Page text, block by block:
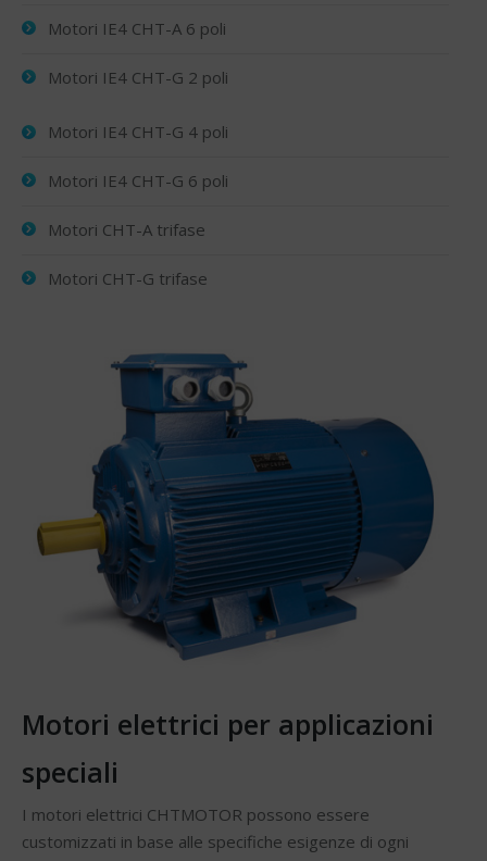
Motori IE4 CHT-A 6 poli
Motori IE4 CHT-G 2 poli
Motori IE4 CHT-G 4 poli
Motori IE4 CHT-G 6 poli
Motori CHT-A trifase
Motori CHT-G trifase
Motori elettrici per applicazioni
speciali
I motori elettrici CHTMOTOR possono essere
customizzati in base alle specifiche esigenze di ogni